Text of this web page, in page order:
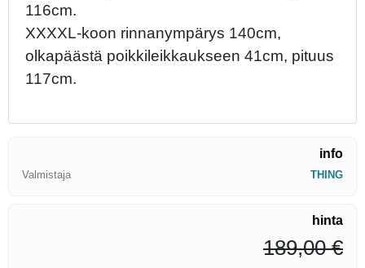
116cm.
XXXXL-koon rinnanympärys 140cm,
olkapäästä poikkileikkaukseen 41cm, pituus
117cm.
info
Valmistaja THING
hinta
189,00 €